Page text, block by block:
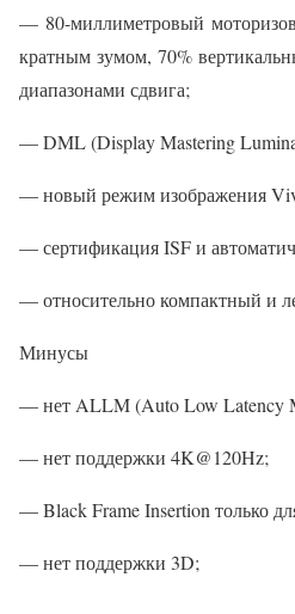
— 80-миллиметровый
кратным зумом, 70%
диапазонами сдвига;
— DML (Display Mastering
— новый режим изображения
— сертификация ISF и
— относительно компактный и
Минусы
— нет ALLM (Auto Low Latency
— нет поддержки 4K@120Hz;
— Black Frame Insertion только
— нет поддержки 3D;